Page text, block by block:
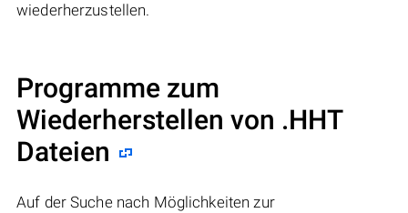
wiederherzustellen.
Programme zum
Wiederherstellen von .HHT
Dateien
Auf der Suche nach Möglichkeiten zur